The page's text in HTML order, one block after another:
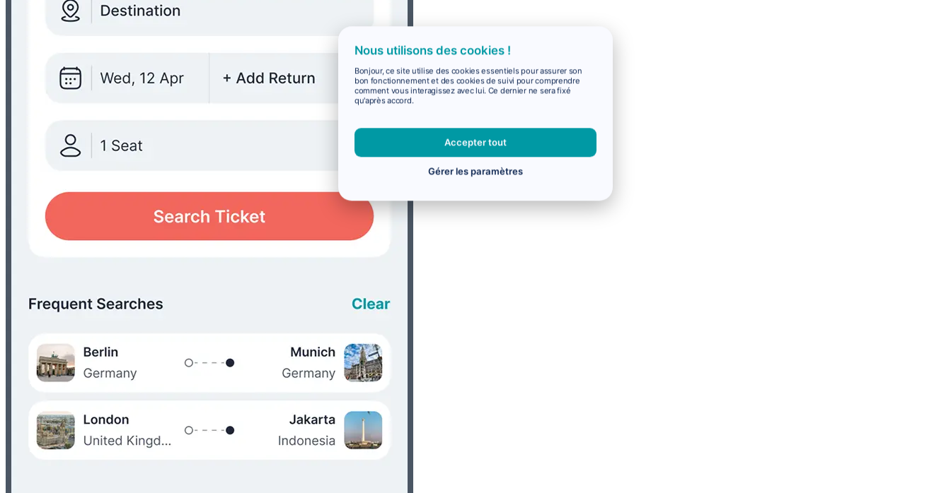
Nous utilisons des cookies !
Bonjour, ce site utilise des cookies essentiels pour assurer son
bon fonctionnement et des cookies de suivi pour comprendre
comment vous interagissez avec lui. Ce dernier ne sera fixé
qu'après accord.
Accepter tout
Gérer les paramètres